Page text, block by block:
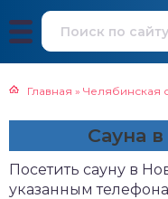
Главная » Челябинская
Сауна
Посетить сауну в
указанным